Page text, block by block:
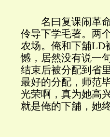
名曰复课闹革命
伶导下学毛著。两
农场。俺和下舖LD
憾，居然没有说一
结束后被分配到省
最好的分配，师范
光荣啊，真为她高
就是俺的下舖，她